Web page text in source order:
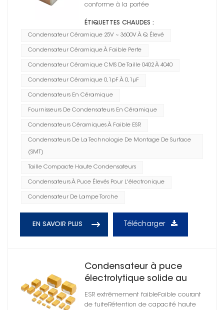
conforme à la portée
ÉTIQUETTES CHAUDES :
Condensateur Céramique 25V ~ 3600V À Q Élevé
Condensateur Céramique À Faible Perte
Condensateur Céramique CMS De Taille 0402 À 4040
Condensateur Céramique 0,1pF À 0,1μF
Condensateurs En Céramique
Fournisseurs De Condensateurs En Céramique
Condensateurs Céramiques À Faible ESR
Condensateurs De La Technologie De Montage De Surface
(SMT)
Taille Compacte Haute Condensateurs
Condensateurs À Puce Élevés Pour L'électronique
Condensateur De Lampe Torche
EN SAVOIR PLUS Télécharger
Condensateur à puce
électrolytique solide au
tantale polymère
ESR extrêmement faibleFaible courant
de fuiteRétention de capacité haute